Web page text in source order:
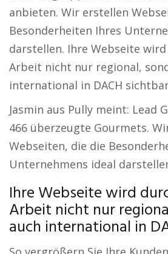
anbieten. Wir erstellen
Besonderheiten Ihres
darstellen. Ihre Webseite
Arbeit nicht nur regional,
international in DACH
Jasmin aus Pully meint: Lead
466 überzeugte Gourmets.
Webseiten, die die
Unternehmens ideal
Ihre Webseite wird
Arbeit nicht nur
auch international in